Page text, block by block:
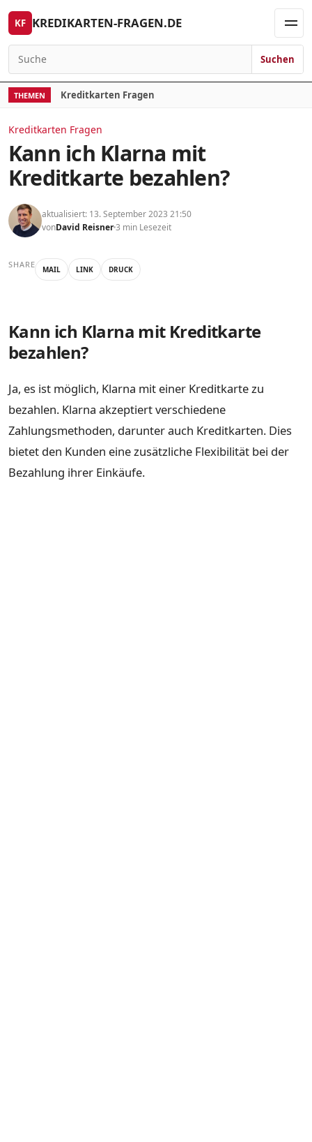
Skip to content
KF KREDIKARTEN-FRAGEN.DE
Search for:
Suchen
THEMEN Kreditkarten Fragen
Kreditkarten Fragen
Kann ich Klarna mit
Kreditkarte bezahlen?
aktualisiert: 13. September 2023 21:50
vonDavid Reisner3 min Lesezeit
SHARE MAIL LINK DRUCK
Kann ich Klarna mit Kreditkarte
bezahlen?
Ja, es ist möglich, Klarna mit einer Kreditkarte zu
bezahlen. Klarna akzeptiert verschiedene
Zahlungsmethoden, darunter auch Kreditkarten. Dies
bietet den Kunden eine zusätzliche Flexibilität bei der
Bezahlung ihrer Einkäufe.